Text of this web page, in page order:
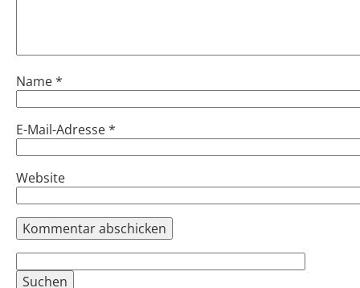
Name *
E-Mail-Adresse *
Website
nach: